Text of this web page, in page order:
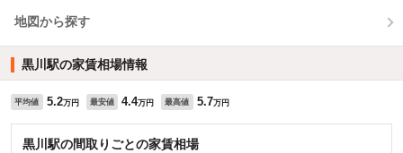
地図から探す
黒川駅の家賃相場情報
平均値 5.2万円 最安値 4.4万円 最高値 5.7万円
黒川駅の間取りごとの家賃相場